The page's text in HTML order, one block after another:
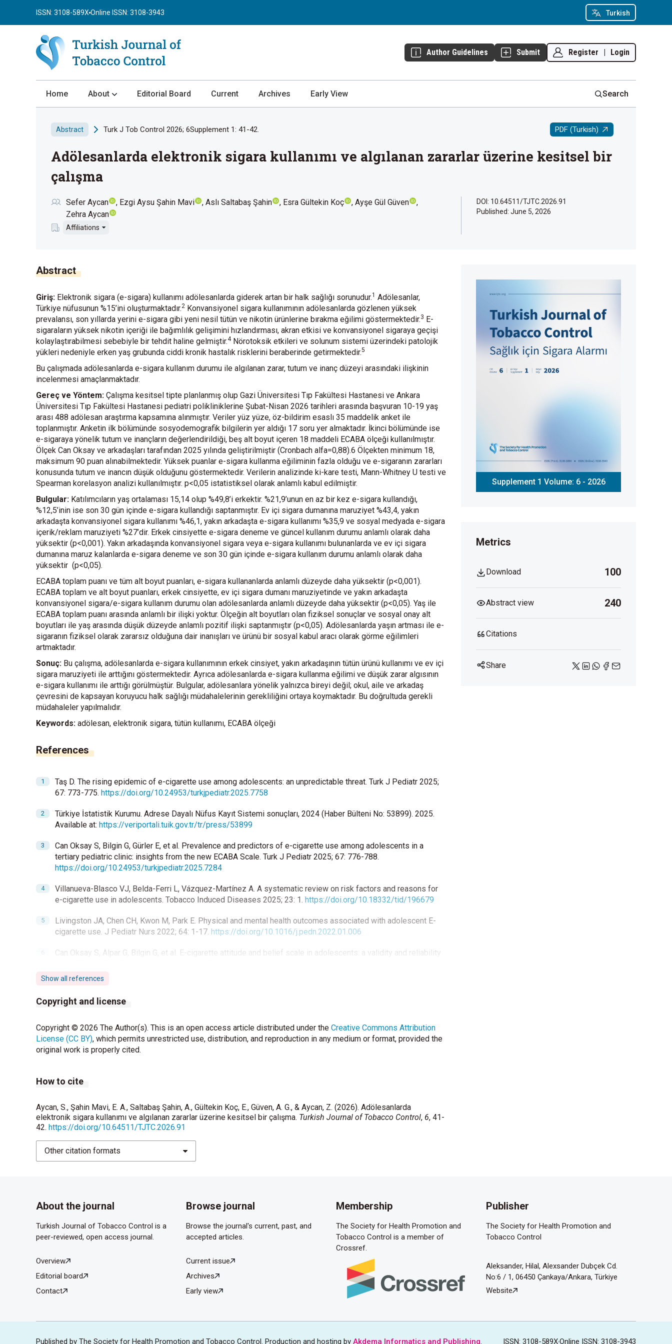
Turkish
ISSN: 3108-589X Online ISSN: 3108-3943
Author Guidelines Submit Register | Login
Home About
Author Guidelines
Review Process
Privacy Statement
Editorial Board Current Archives Early View Search
Abstract Turk J Tob Control 2026; 6Supplement 1: 41-42. PDF (Turkish)
Adölesanlarda elektronik sigara kullanımı ve algılanan zararlar üzerine kesitsel bir
çalışma
Sefer Aycan Ezgi Aysu Şahin Mavi Aslı Saltabaş Şahin Esra Gültekin Koç
Ayşe Gül Güven
Zehra Aycan
Affiliations
DOI: 10.64511/TJTC.2026.91
Published: June 5, 2026
Abstract
Giriş: Elektronik sigara (e-sigara) kullanımı adölesanlarda giderek artan bir halk sağlığı sorunudur.1 Adölesanlar,
Türkiye nüfusunun %15’ini oluşturmaktadır.2 Konvansiyonel sigara kullanımının adölesanlarda gözlenen yüksek
prevalansı, son yıllarda yerini e-sigara gibi yeni nesil tütün ve nikotin ürünlerine bırakma eğilimi göstermektedir.3 E-
sigaraların yüksek nikotin içeriği ile bağımlılık gelişimini hızlandırması, akran etkisi ve konvansiyonel sigaraya geçişi
kolaylaştırabilmesi sebebiyle bir tehdit haline gelmiştir.4Nörotoksik etkileri ve solunum sistemi üzerindeki patolojik
yükleri nedeniyle erken yaş grubunda ciddi kronik hastalık risklerini beraberinde getirmektedir.5
Bu çalışmada adölesanlarda e-sigara kullanım durumu ile algılanan zarar, tutum ve inanç düzeyi arasındaki ilişkinin
incelenmesi amaçlanmaktadır.
Gereç ve Yöntem: Çalışma kesitsel tipte planlanmış olup Gazi Üniversitesi Tıp Fakültesi Hastanesi ve Ankara
Üniversitesi Tıp Fakültesi Hastanesi pediatri polikliniklerine Şubat-Nisan 2026 tarihleri arasında başvuran 10-19 yaş
arası 488 adölesan araştırma kapsamına alınmıştır. Veriler yüz yüze, öz-bildirim esaslı 35 maddelik anket ile
toplanmıştır. Anketin ilk bölümünde sosyodemografik bilgilerin yer aldığı 17 soru yer almaktadır. İkinci bölümünde ise
e-sigaraya yönelik tutum ve inançların değerlendirildiği, beş alt boyut içeren 18 maddeli ECABA ölçeği kullanılmıştır.
Ölçek Can Oksay ve arkadaşları tarafından 2025 yılında geliştirilmiştir (Cronbach alfa=0,88).6 Ölçekten minimum 18,
maksimum 90 puan alınabilmektedir. Yüksek puanlar e-sigara kullanma eğiliminin fazla olduğu ve e-sigaranın zararları
konusunda tutum ve inancın düşük olduğunu göstermektedir. Verilerin analizinde ki-kare testi, Mann-Whitney U testi ve
Spearman korelasyon analizi kullanılmıştır. p<0,05 istatistiksel olarak anlamlı kabul edilmiştir.
Bulgular: Katılımcıların yaş ortalaması 15,14 olup %49,8’i erkektir. %21,9’unun en az bir kez e-sigara kullandığı,
%12,5’inin ise son 30 gün içinde e-sigara kullandığı saptanmıştır. Ev içi sigara dumanına maruziyet %43,4, yakın
arkadaşta konvansiyonel sigara kullanımı %46,1, yakın arkadaşta e-sigara kullanımı %35,9 ve sosyal medyada e-sigara
içerik/reklam maruziyeti %27’dir. Erkek cinsiyette e-sigara deneme ve güncel kullanım durumu anlamlı olarak daha
yüksektir (p<0,001). Yakın arkadaşında konvansiyonel sigara veya e-sigara kullanımı bulunanlarda ve ev içi sigara
dumanına maruz kalanlarda e-sigara deneme ve son 30 gün içinde e-sigara kullanım durumu anlamlı olarak daha
yüksektir (p<0,05).
ECABA toplam puanı ve tüm alt boyut puanları, e-sigara kullananlarda anlamlı düzeyde daha yüksektir (p<0,001).
ECABA toplam ve alt boyut puanları, erkek cinsiyette, ev içi sigara dumanı maruziyetinde ve yakın arkadaşta
konvansiyonel sigara/e-sigara kullanım durumu olan adölesanlarda anlamlı düzeyde daha yüksektir (p<0,05). Yaş ile
ECABA toplam puanı arasında anlamlı bir ilişki yoktur. Ölçeğin alt boyutları olan fiziksel sonuçlar ve sosyal onay alt
boyutları ile yaş arasında düşük düzeyde anlamlı pozitif ilişki saptanmıştır (p<0,05). Adölesanlarda yaşın artması ile e-
sigaranın fiziksel olarak zararsız olduğuna dair inanışları ve ürünü bir sosyal kabul aracı olarak görme eğilimleri
artmaktadır.
Sonuç: Bu çalışma, adölesanlarda e-sigara kullanımının erkek cinsiyet, yakın arkadaşının tütün ürünü kullanımı ve ev içi
sigara maruziyeti ile arttığını göstermektedir. Ayrıca adölesanlarda e-sigara kullanma eğilimi ve düşük zarar algısının
e-sigara kullanımı ile arttığı görülmüştür. Bulgular, adölesanlara yönelik yalnızca bireyi değil; okul, aile ve arkadaş
çevresini de kapsayan koruyucu halk sağlığı müdahalelerinin gerekliliğini ortaya koymaktadır. Bu doğrultuda gerekli
müdahaleler yapılmalıdır.
Keywords: adölesan, elektronik sigara, tütün kullanımı, ECABA ölçeği
References
Taş D. The rising epidemic of e-cigarette use among adolescents: an unpredictable threat. Turk J Pediatr 2025;
67: 773-775. https://doi.org/10.24953/turkjpediatr.2025.7758
Türkiye İstatistik Kurumu. Adrese Dayalı Nüfus Kayıt Sistemi sonuçları, 2024 (Haber Bülteni No: 53899). 2025.
Available at: https://veriportali.tuik.gov.tr/tr/press/53899
Can Oksay S, Bilgin G, Gürler E, et al. Prevalence and predictors of e-cigarette use among adolescents in a
tertiary pediatric clinic: insights from the new ECABA Scale. Turk J Pediatr 2025; 67: 776-788.
https://doi.org/10.24953/turkjpediatr.2025.7284
Villanueva-Blasco VJ, Belda-Ferri L, Vázquez-Martínez A. A systematic review on risk factors and reasons for
e-cigarette use in adolescents. Tobacco Induced Diseases 2025; 23: 1. https://doi.org/10.18332/tid/196679
Livingston JA, Chen CH, Kwon M, Park E. Physical and mental health outcomes associated with adolescent E-
cigarette use. J Pediatr Nurs 2022; 64: 1-17. https://doi.org/10.1016/j.pedn.2022.01.006
Can Oksay S, Alpar G, Bilgin G, et al. E-cigarette attitude and belief scale in adolescents: a validity and reliability
Show all references
Copyright and license
Copyright © 2026 The Author(s). This is an open access article distributed under the Creative Commons Attribution
License (CC BY), which permits unrestricted use, distribution, and reproduction in any medium or format, provided the
original work is properly cited.
How to cite
Aycan, S., Şahin Mavi, E. A., Saltabaş Şahin, A., Gültekin Koç, E., Güven, A. G., & Aycan, Z. (2026). Adölesanlarda
elektronik sigara kullanımı ve algılanan zararlar üzerine kesitsel bir çalışma. Turkish Journal of Tobacco Control, 6, 41-
42. https://doi.org/10.64511/TJTC.2026.91
Other citation formats
Supplement 1 Volume: 6 - 2026
Metrics
Download 100
Abstract view 240
Citations
Share
About the journal
Turkish Journal of Tobacco Control is a
peer-reviewed, open access journal.
Overview
Editorial board
Contact
Browse journal
Browse the journal's current, past, and
accepted articles.
Current issue
Archives
Early view
Membership
The Society for Health Promotion and
Tobacco Control is a member of
Crossref.
Publisher
The Society for Health Promotion and
Tobacco Control
Aleksander, Hilal, Alexsander Dubçek Cd.
No:6 / 1, 06450 Çankaya/Ankara, Türkiye
Website
Published by The Society for Health Promotion and Tobacco Control. Production and hosting by Akdema Informatics and Publishing. ISSN: 3108-589XOnline ISSN: 3108-3943